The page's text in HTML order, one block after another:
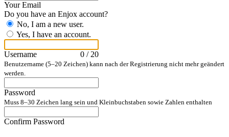
Your Email
Do you have an Enjox account?
No, I am a new user.
Yes, I have an account.
Username
Benutzername (5–20 Zeichen) kann nach der Registrierung nicht mehr geändert
werden.
Password
Muss 8–30 Zeichen lang sein und Kleinbuchstaben sowie Zahlen enthalten
Confirm Password
0 / 20